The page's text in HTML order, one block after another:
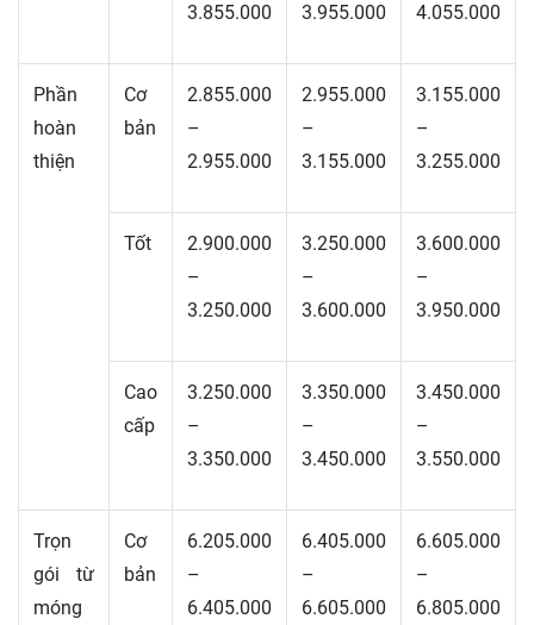
3.855.000
3.955.000
4.055.000
Phần
hoàn
thiện
Cơ
bản
2.855.000
–
2.955.000
2.955.000
–
3.155.000
3.155.000
–
3.255.000
Tốt
2.900.000
–
3.250.000
3.250.000
–
3.600.000
3.600.000
–
3.950.000
Cao
cấp
3.250.000
–
3.350.000
3.350.000
–
3.450.000
3.450.000
–
3.550.000
Trọn
gói từ
móng
Cơ
bản
6.205.000
–
6.405.000
6.405.000
–
6.605.000
6.605.000
–
6.805.000